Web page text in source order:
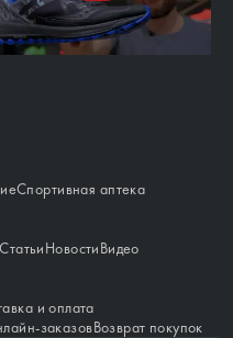
Спортивная аптека
СтатьиНовостиВидео
и оплата
заказовВозврат покупок